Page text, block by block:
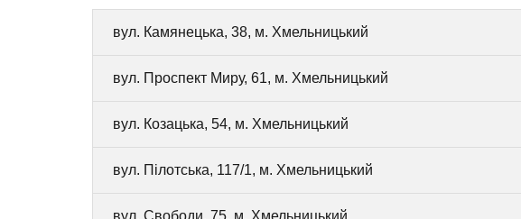
вул. Камянецька, 38, м. Хмельницький
вул. Проспект Миру, 61, м. Хмельницький
вул. Козацька, 54, м. Хмельницький
вул. Пілотська, 117/1, м. Хмельницький
вул. Свободи, 75, м. Хмельницький